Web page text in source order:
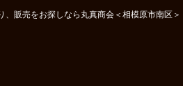
、販売をお探しなら丸真商会＜相模原市南区＞